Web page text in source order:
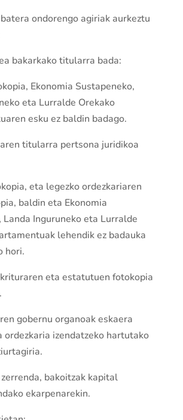
ondorengo agiriak aurkeztu
bakarkako titularra bada:
Ekonomia Sustapeneko,
eta Lurralde Orekako
esku ez baldin badago.
titularra per­tsona juridikoa
eta legezko ordezkariaren
baldin eta Ekonomia
Landa Inguruneko eta Lurralde
lehendik ez badauka
hori.
eta estatutuen fotokopia
gobernu organoak eskaera
ordezkaria izenda­tzeko hartutako
bakoi­tzak kapital
ekarpenarekin.